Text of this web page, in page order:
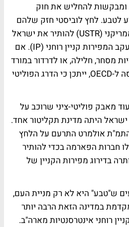
ומבקשות להחליש את חוק
לטבע. לחץ לוביסטי חזק שלהם
הוביל את ארגון הסחר האמריקני (USTR) להותיר את ישראל
במקום גבוה במדינות המעקב המפירות קניין רוחני (IP). אם
מסחר, חלילה, או לדרדור במורד
המדינות הממתינות לכניסה ל-OECD, ייתכן כי הדרג הפוליטי
מאבק פוליטי-ציני שרוכב על
היתה מדינת תקליטור אחד.
אולמרט התרעם על הלחץ
חברות הפארמה בכדי להותיר
בדירוג מפירות הקניין של
ש"טבע" היא לא רק מניית העם,
במדינה הזאת הרבה יותר
רוחני אינטרסנטיות מארה"ב.